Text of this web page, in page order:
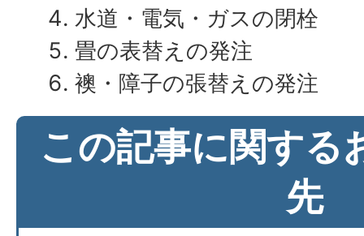
水道・電気・ガスの閉栓
畳の表替えの発注
襖・障子の張替えの発注
この記事に関する
先